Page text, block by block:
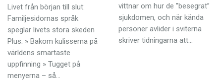
Livet från början till slut:
Familjesidornas språk
speglar livets stora skeden
Plus: » Bakom kulisserna på
världens smartaste
uppfinning » Tugget på
menyerna – så…
vittnar om hur de ”besegrat”
sjukdomen, och när kända
personer avlider i sviterna
skriver tidningarna att…